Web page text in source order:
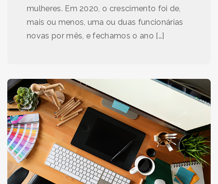
mulheres. Em 2020, o crescimento foi de,
mais ou menos, uma ou duas funcionárias
novas por mês, e fechamos o ano […]